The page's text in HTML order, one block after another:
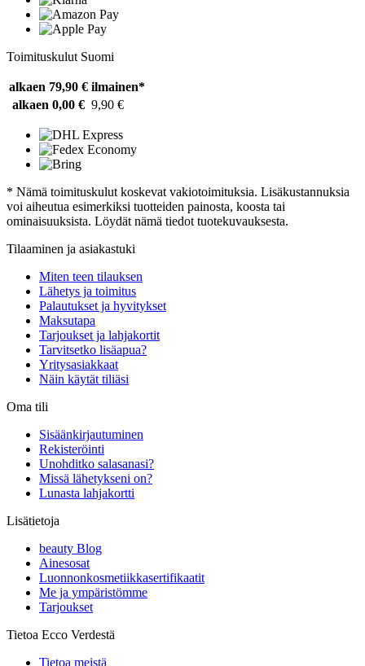
Toimituskulut Suomi
alkaen 79,90 € ilmainen*
alkaen 0,00 € 9,90 €
* Nämä toimituskulut koskevat vakiotoimituksia. Lisäkustannuksia
voi aiheutua esimerkiksi tuotteiden painosta, koosta tai
ominaisuuksista. Löydät nämä tiedot tuotekuvauksesta.
Tilaaminen ja asiakastuki
Miten teen tilauksen
Lähetys ja toimitus
Palautukset ja hyvitykset
Maksutapa
Tarjoukset ja lahjakortit
Tarvitsetko lisäapua?
Yritysasiakkaat
Näin käytät tiliäsi
Oma tili
Sisäänkirjautuminen
Rekisteröinti
Unohditko salasanasi?
Missä lähetykseni on?
Lunasta lahjakortti
Lisätietoja
beauty Blog
Ainesosat
Luonnonkosmetiikkasertifikaatit
Me ja ympäristömme
Tarjoukset
Tietoa Ecco Verdestä
Tietoa meistä